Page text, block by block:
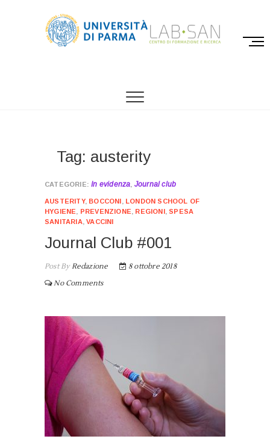
DEI SISTEMI SANITARI
M
Tag: austerity
In evidenza, Journal club
AUSTERITY, BOCCONI , LONDON SCHOOL OF
HYGIENE, PREVENZIONE, REGIONI ,SPESA
SANITARIA,VACCINI
Journal Club #001
Post ByRedazione
8 ottobre 2018
No Comments